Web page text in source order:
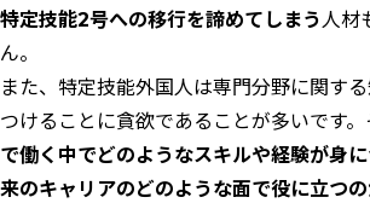
特定技能2号への移行を諦めてしまう人材
ん。
また、特定技能外国人は専門分野に関す
つけることに貪欲であることが多いです。
で働く中でどのようなスキルや経験が身
来のキャリアのどのような面で役に立つ